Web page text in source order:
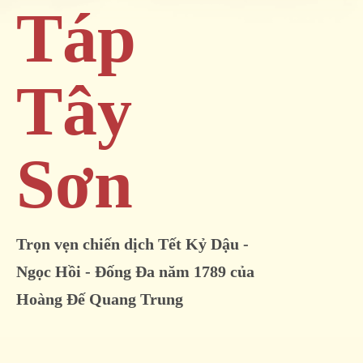
Táp
Tây
Sơn
Trọn vẹn chiến dịch Tết Kỷ Dậu -
Ngọc Hồi - Đống Đa năm 1789 của
Hoàng Đế Quang Trung